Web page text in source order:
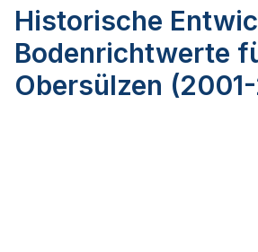
Historische
Bodenrichtwerte
Obersülzen